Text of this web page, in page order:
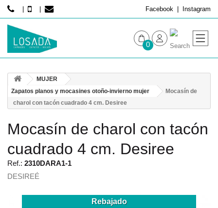
Facebook Instagram
0
HOMBRE
MUJER
Zapatos planos y mocasines otoño-invierno mujer
Mocasín de
charol con tacón cuadrado 4 cm. Desiree
Mocasín de charol con tacón
cuadrado 4 cm. Desiree
Ref.: 2310DARA1-1
DESIREÉ
Rebajado